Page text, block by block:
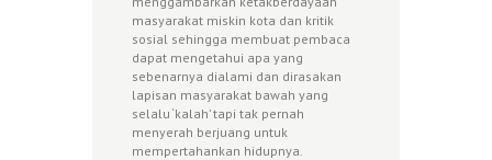
masyarakat miskin kota dan kritik
sosial sehingga membuat pembaca
dapat mengetahui apa yang
sebenarnya dialami dan dirasakan
lapisan masyarakat bawah yang
selalu ‘kalah’ tapi tak pernah
menyerah berjuang untuk
mempertahankan hidupnya.